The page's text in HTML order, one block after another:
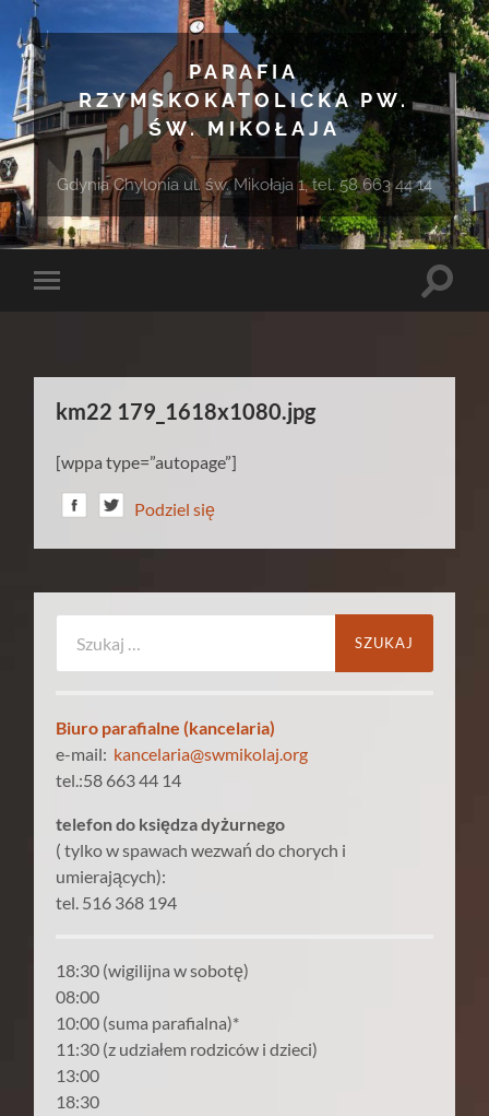
PARAFIA
RZYMSKOKATOLICKA PW.
ŚW. MIKOŁAJA
Gdynia Chylonia ul. św. Mikołaja 1, tel. 58 663 44 14
Toggle
Toggle
km22 179_1618x1080.jpg
[wppa type=”autopage”]
Podziel się
Biuro parafialne (kancelaria)
e-mail: kancelaria@swmikolaj.org
tel.:58 663 44 14
telefon do księdza dyżurnego
( tylko w spawach wezwań do chorych i
umierających):
tel. 516 368 194
18:30 (wigilijna w sobotę)
08:00
10:00 (suma parafialna)*
11:30 (z udziałem rodziców i dzieci)
13:00
18:30